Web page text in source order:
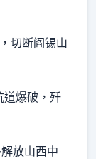
切断阎锡山
爆破，歼
放山西中